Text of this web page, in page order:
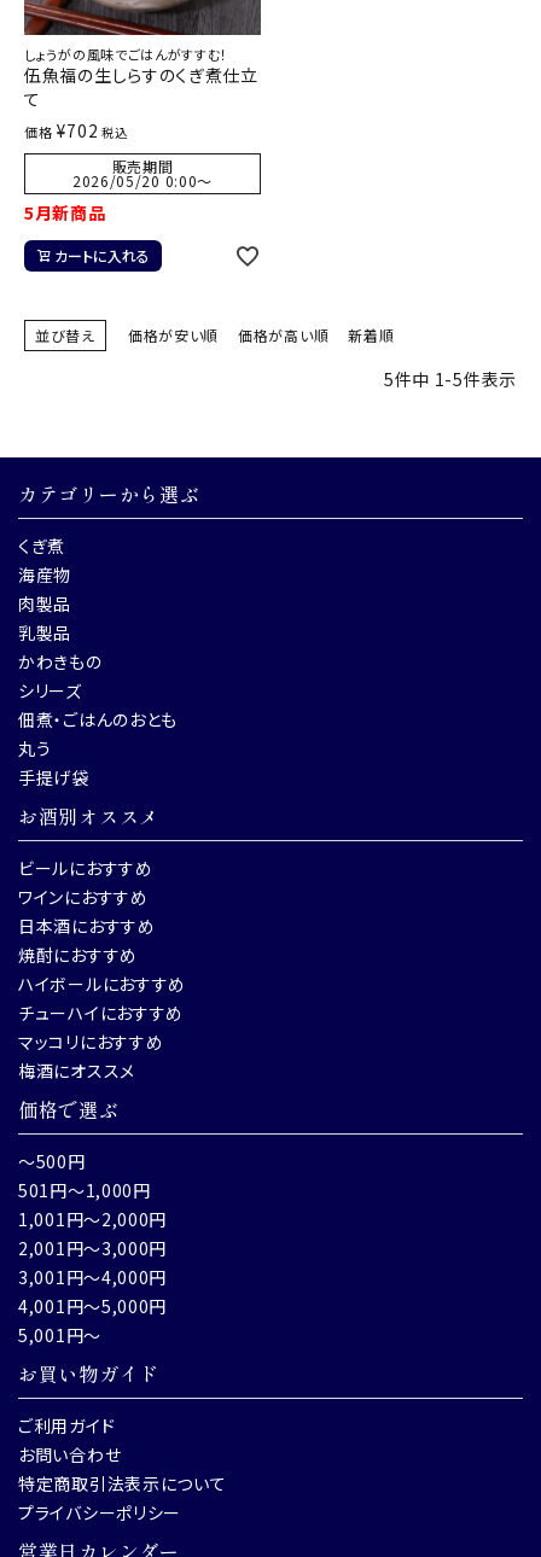
しょうがの風味でごはんがすすむ！
伍魚福の生しらすのくぎ煮仕立
て
価格 ¥702 税込
販売期間
2026/05/20 0:00〜
5月新商品
カートに入れる
並び替え 価格が安い順 価格が高い順 新着順
5件中 1-5件表示
カテゴリーから選ぶ
くぎ煮
海産物
肉製品
乳製品
かわきもの
シリーズ
佃煮・ごはんのおとも
丸う
手提げ袋
お酒別オススメ
ビールにおすすめ
ワインにおすすめ
日本酒におすすめ
焼酎におすすめ
ハイボールにおすすめ
チューハイにおすすめ
マッコリにおすすめ
梅酒にオススメ
価格で選ぶ
～500円
501円～1,000円
1,001円～2,000円
2,001円～3,000円
3,001円～4,000円
4,001円～5,000円
5,001円～
お買い物ガイド
ご利用ガイド
お問い合わせ
特定商取引法表示について
プライバシーポリシー